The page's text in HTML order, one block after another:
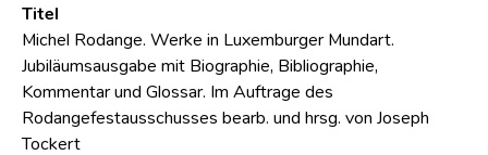
Titel
Michel Rodange. Werke in Luxemburger Mundart.
Jubiläumsausgabe mit Biographie, Bibliographie,
Kommentar und Glossar. Im Auftrage des
Rodangefestausschusses bearb. und hrsg. von Joseph
Tockert